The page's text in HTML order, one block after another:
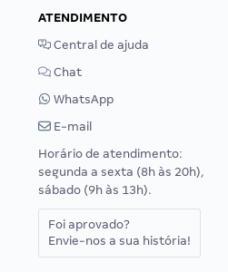
ATENDIMENTO
Central de ajuda
Chat
WhatsApp
E-mail
Horário de atendimento:
segunda a sexta (8h às 20h),
sábado (9h às 13h).
Foi aprovado?
Envie-nos a sua história!